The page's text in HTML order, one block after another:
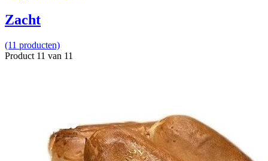
Zacht
(11 producten)
Product 11 van 11